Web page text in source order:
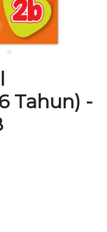
Tahun) -